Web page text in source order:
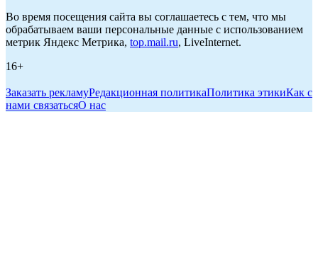
Во время посещения сайта вы соглашаетесь с тем, что мы
обрабатываем ваши персональные данные с использованием
метрик Яндекс Метрика, top.mail.ru, LiveInternet.
16+
Заказать рекламуРедакционная политикаПолитика этикиКак с
нами связатьсяО нас